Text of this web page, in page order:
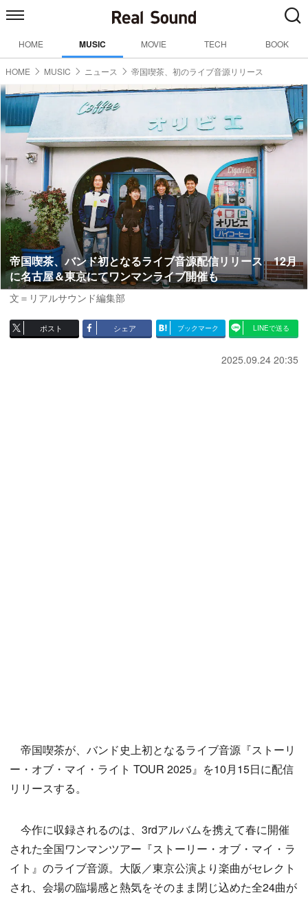
HOME MUSIC MOVIE TECH BOOK
HOME MUSIC ニュース 帝国喫茶、初のライブ音源リリース
帝国喫茶、バンド初となるライブ音源配信リリース 12月
に名古屋＆東京にてワンマンライブ開催も
文＝リアルサウンド編集部
ポスト シェア ブックマーク LINEで送る
2025.09.24 20:35
帝国喫茶が、バンド史上初となるライブ音源『ストーリ
ー・オブ・マイ・ライト TOUR 2025』を10月15日に配信
リリースする。
今作に収録されるのは、3rdアルバムを携えて春に開催
された全国ワンマンツアー『ストーリー・オブ・マイ・ラ
イト』のライブ音源。大阪／東京公演より楽曲がセレクト
され、会場の臨場感と熱気をそのまま閉じ込めた全24曲が